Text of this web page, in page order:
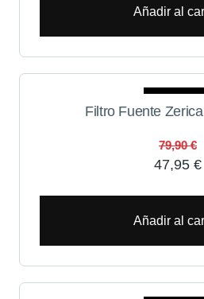
Añadir al
Filtro Fuente
79,90€
47,95 €
Añadir al